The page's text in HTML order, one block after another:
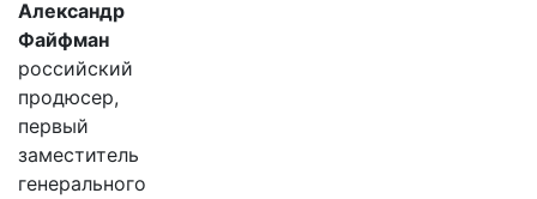
Александр
Файфман
российский
продюсер,
первый
заместитель
генерального